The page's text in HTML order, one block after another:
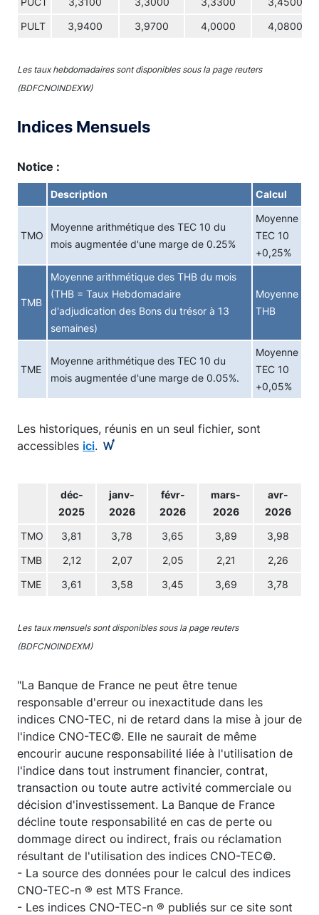
PULT 3,9400 3,9700 4,0000 4,0800
Les taux hebdomadaires sont disponibles sous la page reuters
(BDFCNOINDEXW)
Indices Mensuels
Notice :
Description Calcul
TMO
Moyenne arithmétique des TEC 10 du
mois augmentée d'une marge de 0.25%
Moyenne
TEC 10
+0,25%
TMB
Moyenne arithmétique des THB du mois
(THB = Taux Hebdomadaire
d'adjudication des Bons du trésor à 13
semaines)
Moyenne
THB
TME
Moyenne arithmétique des TEC 10 du
mois augmentée d'une marge de 0.05%.
Moyenne
TEC 10
+0,05%
Les historiques, réunis en un seul fichier, sont
accessibles ici.
déc-
2025
janv-
2026
févr-
2026
mars-
2026
avr-
2026
TMO 3,81 3,78 3,65 3,89 3,98
TMB 2,12 2,07 2,05 2,21 2,26
TME 3,61 3,58 3,45 3,69 3,78
Les taux mensuels sont disponibles sous la page reuters
(BDFCNOINDEXM)
"La Banque de France ne peut être tenue
responsable d'erreur ou inexactitude dans les
indices CNO-TEC, ni de retard dans la mise à jour de
l'indice CNO-TEC©. Elle ne saurait de même
encourir aucune responsabilité liée à l'utilisation de
l'indice dans tout instrument financier, contrat,
transaction ou toute autre activité commerciale ou
décision d'investissement. La Banque de France
décline toute responsabilité en cas de perte ou
dommage direct ou indirect, frais ou réclamation
résultant de l'utilisation des indices CNO-TEC©.
- La source des données pour le calcul des indices
CNO-TEC-n ® est MTS France.
- Les indices CNO-TEC-n ® publiés sur ce site sont